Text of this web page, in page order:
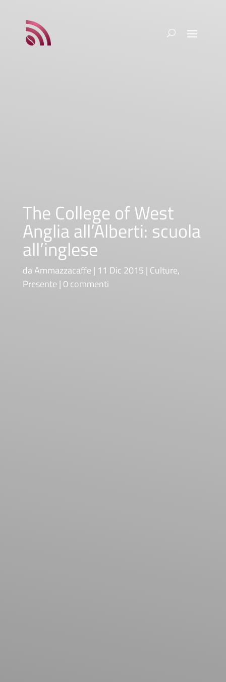
The College of West
Anglia all’Alberti: scuola
all’inglese
daAmmazzacaffe 11 Dic 2015 Culture,
Presente 0 commenti